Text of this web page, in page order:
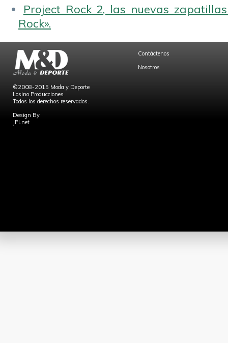
Project Rock 2, las nuevas
Rock».
©2008-2015 Moda y Deporte
Losino Producciones
Todos los derechos reservados.
Design By
JPLnet
Contáctenos
Nosotros